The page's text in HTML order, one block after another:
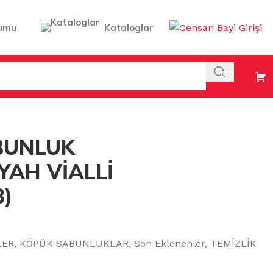
Kataloglar
500 ML (F5B)
VİALLİ
, KÖPÜK SABUNLUKLAR, Son Eklenenler, TEMİZLİK